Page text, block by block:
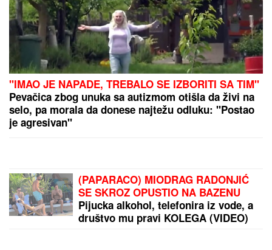
"IMAO JE NAPADE, TREBALO SE IZBORITI SA TIM"
Pevačica zbog unuka sa autizmom otišla da živi na
selo, pa morala da donese najtežu odluku: "Postao
je agresivan"
(PAPARACO) MIODRAG RADONJIĆ
SE SKROZ OPUSTIO NA BAZENU
Pijucka alkohol, telefonira iz vode, a
društvo mu pravi KOLEGA (VIDEO)